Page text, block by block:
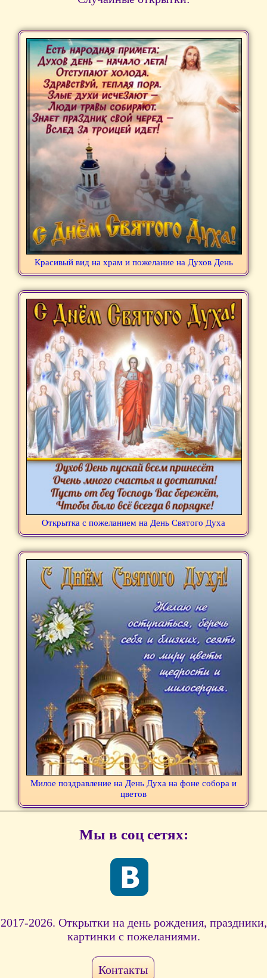
Красивый вид на храм и пожелание на Духов День
Открытка с пожеланием на День Святого Духа
Милое поздравление на День Духа на фоне собора и
цветов
Мы в соц сетях:
2017-2026. Открытки на день рождения, праздники,
картинки с пожеланиями.
Контакты